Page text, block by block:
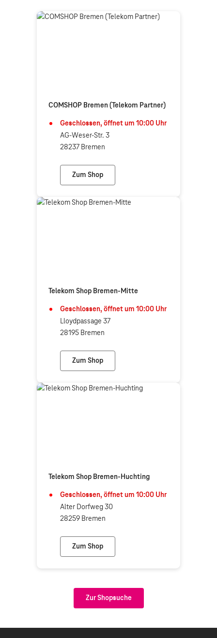
COMSHOP Bremen (Telekom Partner)
Geschlossen, öffnet um 10:00 Uhr
AG-Weser-Str. 3
28237 Bremen
Zum Shop
COMSHOP Bremen (Telekom Partner)
Telekom Shop Bremen-Mitte
Geschlossen, öffnet um 10:00 Uhr
Lloydpassage 37
28195 Bremen
Zum Shop
Telekom Shop Bremen-Mitte
Telekom Shop Bremen-Huchting
Geschlossen, öffnet um 10:00 Uhr
Alter Dorfweg 30
28259 Bremen
Zum Shop
Telekom Shop Bremen-Huchting
Zur Shopsuche